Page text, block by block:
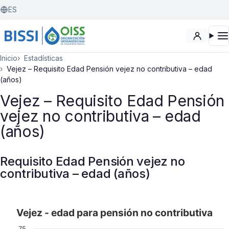
ES
Inicio
Estadísticas
Vejez – Requisito Edad Pensión vejez no contributiva – edad
(años)
Vejez – Requisito Edad Pensión
vejez no contributiva – edad
(años)
Requisito Edad Pensión vejez no
contributiva – edad (años)
Vejez - edad para pensión no contributiva
Vejez - edad para pensión no contributiva